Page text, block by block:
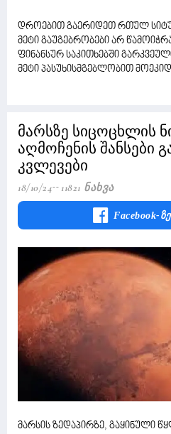
დროებით გაერიდეთ რთულ
მეტი გაუგებრობები არ
ფინანსურ საკითხებში
მეტი პასუხისმგებლობით
მარსზე სიცოცხლის
აღმოჩენის შანსები
კვლევები
18/10/24 11821 Ნახვა
Facebook-
მარსის ზედაპირზე, გაყინული